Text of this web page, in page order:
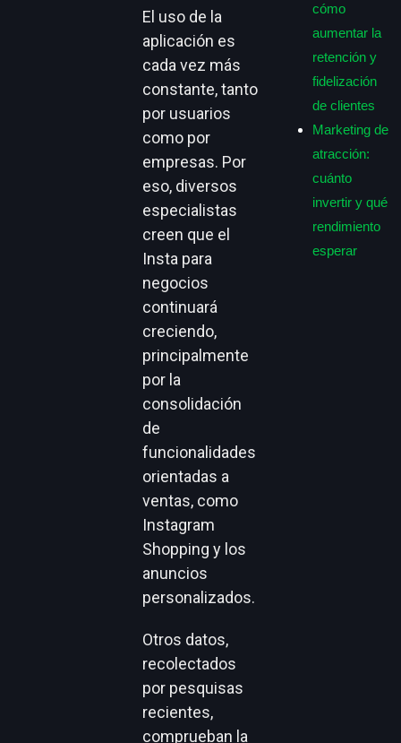
El uso de la
aplicación es
cada vez más
constante, tanto
por usuarios
como por
empresas. Por
eso, diversos
especialistas
creen que el
Insta para
negocios
continuará
creciendo,
principalmente
por la
consolidación
de
funcionalidades
orientadas a
ventas, como
Instagram
Shopping y los
anuncios
personalizados.
Otros datos,
recolectados
por pesquisas
recientes,
comprueban la
cómo
aumentar la
retención y
fidelización
de clientes
Marketing de
atracción:
cuánto
invertir y qué
rendimiento
esperar